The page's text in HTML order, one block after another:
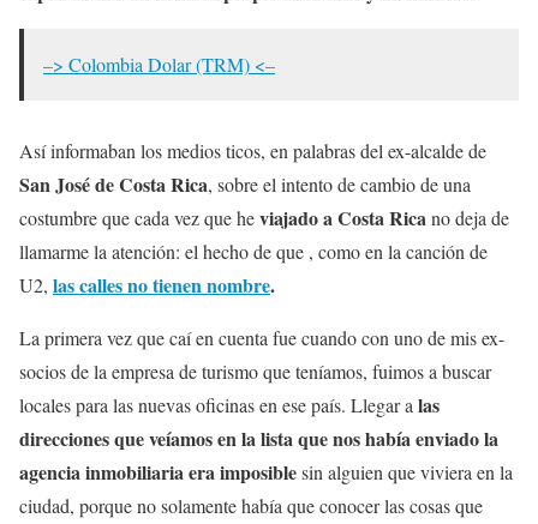
–> Colombia Dolar (TRM) <–
Así informaban los medios ticos, en palabras del ex-alcalde de
San José de Costa Rica, sobre el intento de cambio de una
costumbre que cada vez que heviajado a Costa Ricano deja de
llamarme la atención: el hecho de que , como en la canción de
U2, las calles no tienen nombre.
La primera vez que caí en cuenta fue cuando con uno de mis ex-
socios de la empresa de turismo que teníamos, fuimos a buscar
locales para las nuevas oficinas en ese país. Llegar a las
direcciones que veíamos en la lista que nos había enviado la
agencia inmobiliaria era imposiblesin alguien que viviera en la
ciudad, porque no solamente había que conocer las cosas que